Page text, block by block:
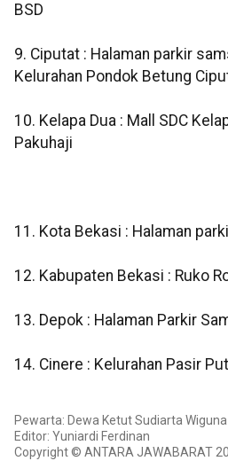
BSD
9. Ciputat : Halaman parkir
Kelurahan Pondok Betung
10. Kelapa Dua : Mall SDC
Pakuhaji
11. Kota Bekasi : Halaman
12. Kabupaten Bekasi : Ruko
13. Depok : Halaman Parkir
14. Cinere : Kelurahan Pasir
Pewarta: Dewa Ketut Sudiarta Wiguna
Editor: Yuniardi Ferdinan
Copyright © ANTARA JAWABARAT